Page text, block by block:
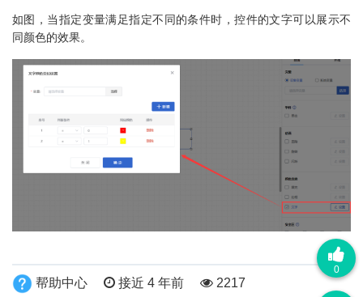
如图，当指定变量满足指定不同的条件时，控件的文字可以展示不
同颜色的效果。
帮助中心 接近 4 年前 2217
0